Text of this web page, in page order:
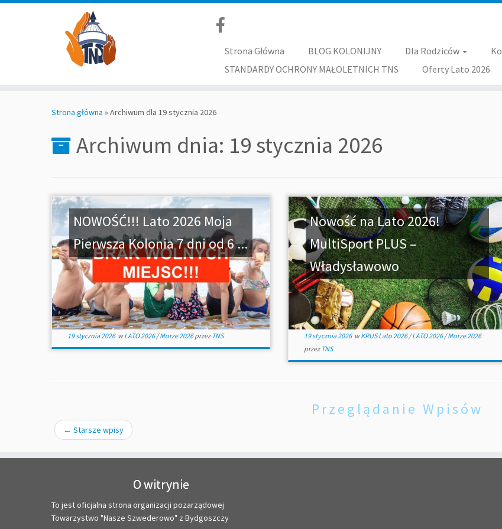
Strona Główna BLOG KOLONIJNY Dla Rodziców
STANDARDY OCHRONY MAŁOLETNICH TNS
Oferty Lato 2026
Strona główna » Archiwum dla 19 stycznia 2026
Archiwum dnia: 19 stycznia 2026
NOWOŚĆ!!! Lato 2026 Moja
Pierwsza Kolonia 7 dni od 6 ...
19 stycznia 2026wLATO 2026/Morze 2026przez TNS
Nowość na Lato 2026!
MultiSport PLUS –
Władysławowo
19 stycznia 2026wKRUS Lato 2026/LATO 2026/Morze 2026
przez TNS
Przeglądanie Wpisów
← Starsze wpisy
O witrynie
To jest oficjalna strona organizacji pozarządowej
Towarzystwo "Nasze Szwederowo" z Bydgoszczy